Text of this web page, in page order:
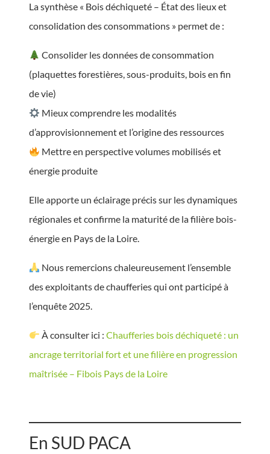
La synthèse « Bois déchiqueté – État des lieux et
consolidation des consommations » permet de :
Consolider les données de consommation
(plaquettes forestières, sous-produits, bois en fin
de vie)
Mieux comprendre les modalités
d’approvisionnement et l’origine des ressources
Mettre en perspective volumes mobilisés et
énergie produite
Elle apporte un éclairage précis sur les dynamiques
régionales et confirme la maturité de la filière bois-
énergie en Pays de la Loire.
Nous remercions chaleureusement l’ensemble
des exploitants de chaufferies qui ont participé à
l’enquête 2025.
À consulter ici : Chaufferies bois déchiqueté : un
ancrage territorial fort et une filière en progression
maîtrisée – Fibois Pays de la Loire
En SUD PACA